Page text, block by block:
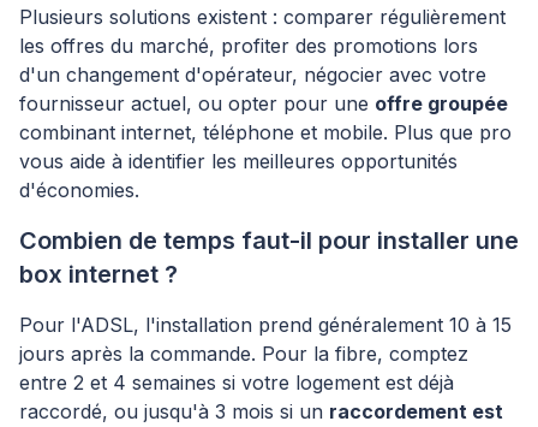
Plusieurs solutions existent : comparer régulièrement
les offres du marché, profiter des promotions lors
d'un changement d'opérateur, négocier avec votre
fournisseur actuel, ou opter pour une offre groupée
combinant internet, téléphone et mobile. Plus que pro
vous aide à identifier les meilleures opportunités
d'économies.
Combien de temps faut-il pour installer une
box internet ?
Pour l'ADSL, l'installation prend généralement 10 à 15
jours après la commande. Pour la fibre, comptez
entre 2 et 4 semaines si votre logement est déjà
raccordé, ou jusqu'à 3 mois si un raccordement est